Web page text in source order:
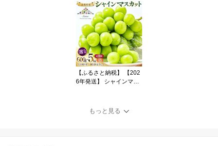
白鳳 or 白桃 3号 約2.2kg
(6〜10玉) モモ 果物 フル
ーツ 山梨 期間限定 季節
限定 冷蔵 農福連携 [斎庵
山梨県 韮崎市 2074527
7]
【ふるさと納税】 【202
6年発送】 シャインマス
0g 700g 1.2kg 2kg 2キロ
定期 フルーツ 果物 くだ
もっと見る